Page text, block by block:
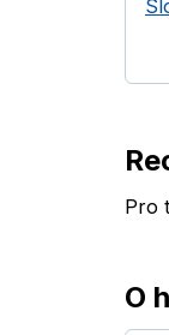
Pro
O